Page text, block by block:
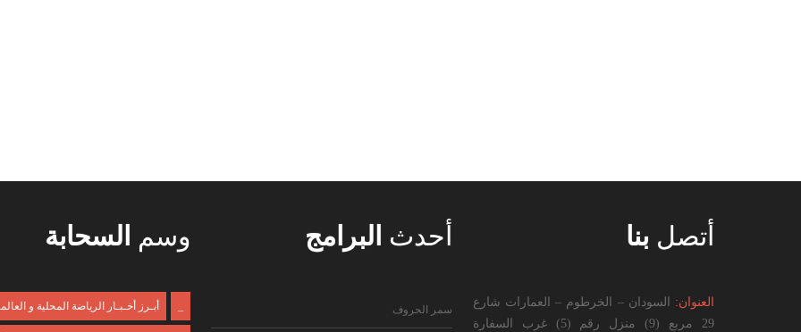
أتصل بنا
العنوان: السودان – الخرطوم – العمارات شارع
29 مربع (9) منزل رقم (5) غرب السفارة
أحدث البرامج
سمر الحروف
وسم السحابة
أبـرز أخـبـار الرياضة المحلية و